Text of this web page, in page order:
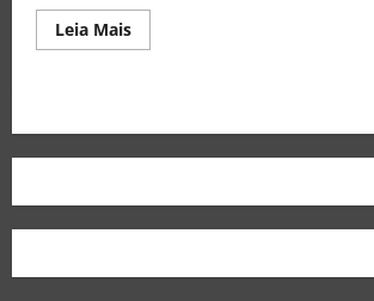
Leia Mais